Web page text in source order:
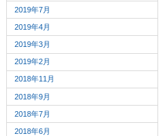
2019年7月
2019年4月
2019年3月
2019年2月
2018年11月
2018年9月
2018年7月
2018年6月